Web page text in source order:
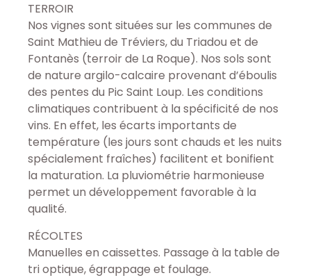
TERROIR
Nos vignes sont situées sur les communes de
Saint Mathieu de Tréviers, du Triadou et de
Fontanès (terroir de La Roque). Nos sols sont
de nature argilo-calcaire provenant d’éboulis
des pentes du Pic Saint Loup. Les conditions
climatiques contribuent à la spécificité de nos
vins. En effet, les écarts importants de
température (les jours sont chauds et les nuits
spécialement fraîches) facilitent et bonifient
la maturation. La pluviométrie harmonieuse
permet un développement favorable à la
qualité.
RÉCOLTES
Manuelles en caissettes. Passage à la table de
tri optique, égrappage et foulage.